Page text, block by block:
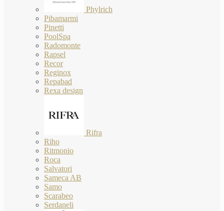
Phylrich
Pibamarmi
Pinetti
PoolSpa
Radomonte
Rapsel
Recor
Reginox
Repabad
Rexa design
Rifra
Riho
Ritmonio
Roca
Salvatori
Sameca AB
Samo
Scarabeo
Serdaneli